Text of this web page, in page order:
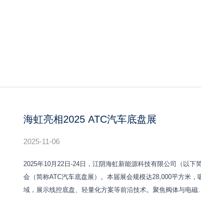
海虹亮相2025 ATC汽车底盘展
2025-11-06
2025年10月22日-24日，江阴海虹新能源科技有限公司（以
会（简称ATC汽车底盘展）。本届展会规模达28,000平方米
域，展示线控底盘、轻量化方案等前沿技术。聚焦阀体与电磁…